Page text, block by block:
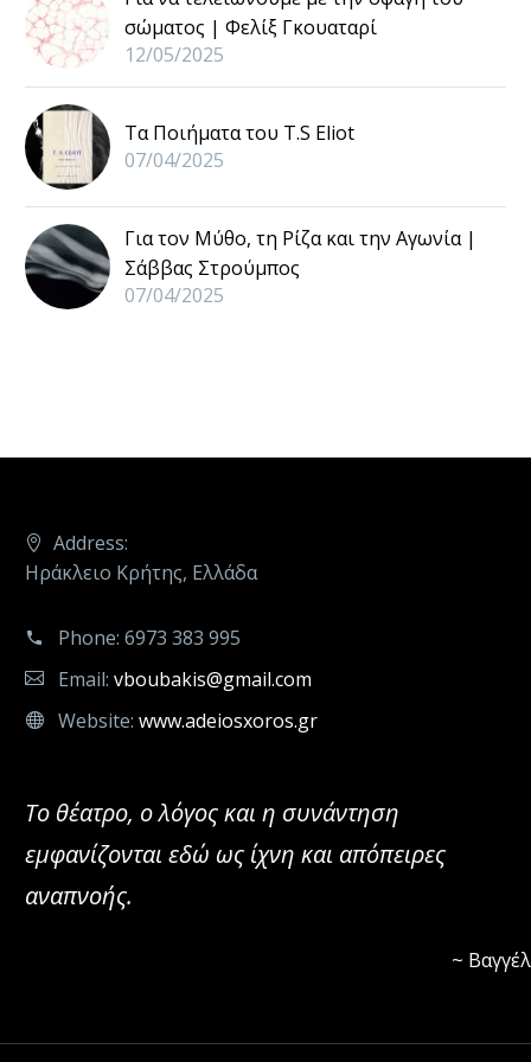
σώματος | Φελίξ Γκουαταρί
12/05/2025
Τα Ποιήματα του T.S Eliot
07/04/2025
Για τον Μύθο, τη Ρίζα και την Αγωνία |
Σάββας Στρούμπος
07/04/2025
Address:
Ηράκλειο Κρήτης, Ελλάδα
Phone: 6973 383 995
Email: vboubakis@gmail.com
Website: www.adeiosxoros.gr
Το θέατρο, ο λόγος και η συνάντηση
εμφανίζονται εδώ ως ίχνη και απόπειρες
αναπνοής.
~